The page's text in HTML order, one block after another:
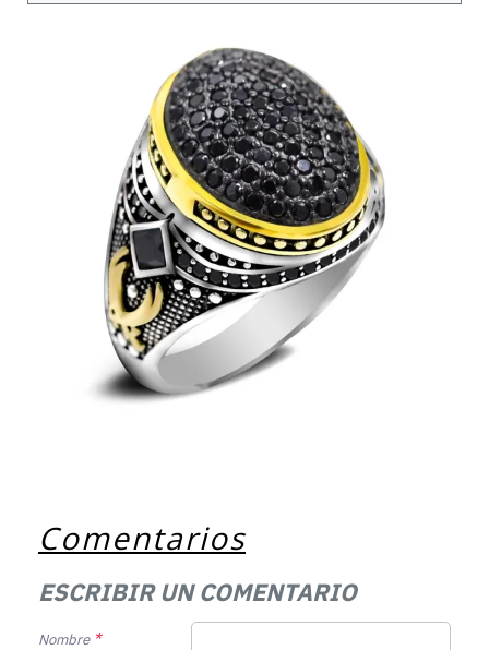
Comentarios
ESCRIBIR UN COMENTARIO
Nombre